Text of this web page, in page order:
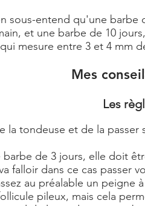
sous-entend qu'une barbe
et une barbe de 10
mesure entre 3 et 4 mm
Mes
Les
la tondeuse et de la passer
de 3 jours, elle doit
falloir dans ce cas passer
au préalable un peigne
pileux, mais cela